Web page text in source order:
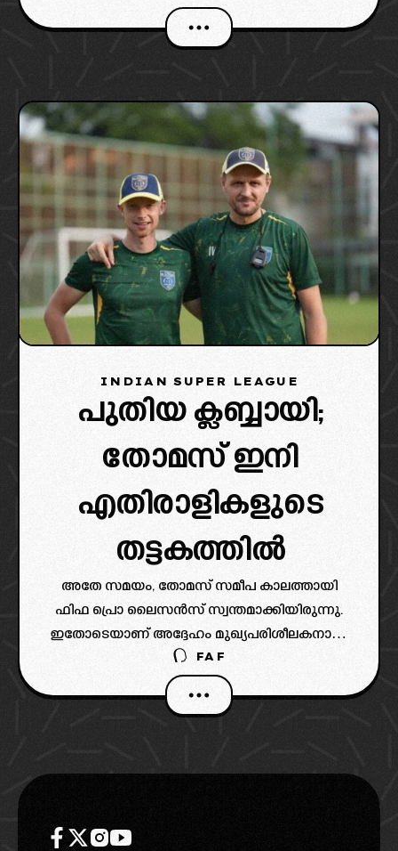
ഹോം ഗ്രൗണ്ടിൽ നടന്ന പോരാട്ടത്തിൽ മത്സരം
1-1 എന്ന സമനിലയിൽ കലാശിക്കുകയും
INDIAN SUPER LEAGUE
പുതിയ ക്ലബ്ബായി;
തോമസ് ഇനി
എതിരാളികളുടെ
തട്ടകത്തിൽ
അതേ സമയം, തോമസ് സമീപ കാലത്തായി
ഫിഫ പ്രൊ ലൈസൻസ് സ്വന്തമാക്കിയിരുന്നു.
ഇതോടെയാണ് അദ്ദേഹം മുഖ്യപരിശീലകനായി
മറ്റൊരു ക്ലബ്ബിലേക്ക് പോകുന്നത്.
FAF